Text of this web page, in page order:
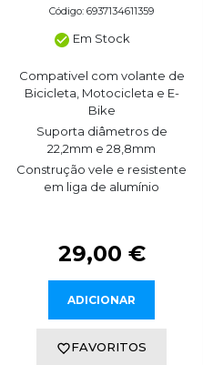
Código: 6937134611359
Em Stock
Compativel com volante de
Bicicleta, Motocicleta e E-
Bike
Suporta diâmetros de
22,2mm e 28,8mm
Construção vele e resistente
em liga de alumínio
29,00 €
ADICIONAR
FAVORITOS